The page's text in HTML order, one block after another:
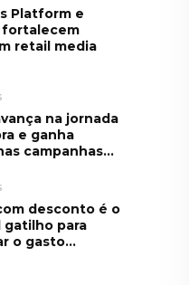
Platform e
fortalecem
retail media
na jornada
e ganha
campanhas...
desconto é o
gatilho para
o gasto...